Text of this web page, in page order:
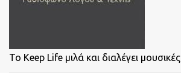
To Keep Life μιλά και διαλέγει μουσικές